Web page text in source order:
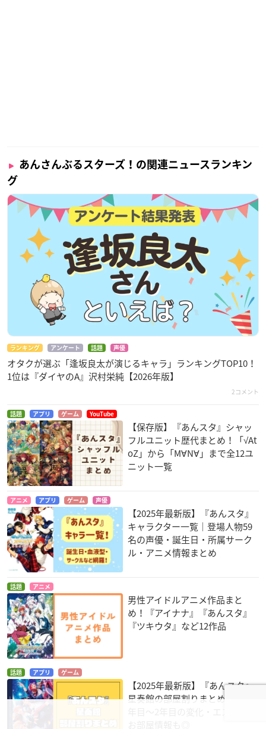
あんさんぶるスターズ！の関連ニュースランキン
グ
ランキング アンケート 話題 声優
オタクが選ぶ「逢坂良太が演じるキャラ」ランキングTOP10！
1位は『ダイヤのA』沢村栄純【2026年版】
2コメント
話題 アプリ ゲーム YouTube
【保存版】『あんスタ』シャッ
フルユニット歴代まとめ！「√At
oZ」から「M∀N∀」まで全12ユ
ニット一覧
アニメ アプリ ゲーム 声優
【2025年最新版】『あんスタ』
キャラクター一覧｜登場人物59
名の声優・誕生日・所属サーク
ル・アニメ情報まとめ
話題 アニメ
男性アイドルアニメ作品まと
め！『アイナナ』『あんスタ』
『ツキウタ』など12作品
話題 アプリ ゲーム
【2025年最新版】『あんスタ』
星奏館の部屋割りまとめ！ES1